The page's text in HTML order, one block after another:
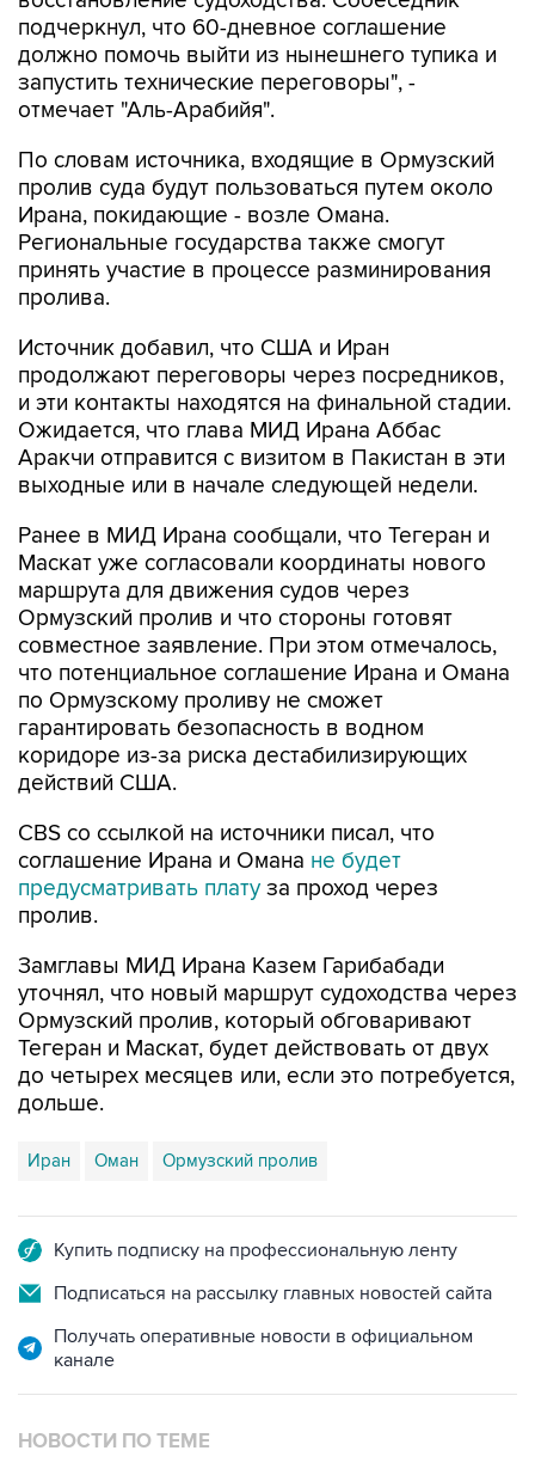
подчеркнул, что 60-дневное соглашение
должно помочь выйти из нынешнего тупика и
запустить технические переговоры", -
отмечает "Аль-Арабийя".
По словам источника, входящие в Ормузский
пролив суда будут пользоваться путем около
Ирана, покидающие - возле Омана.
Региональные государства также смогут
принять участие в процессе разминирования
пролива.
Источник добавил, что США и Иран
продолжают переговоры через посредников,
и эти контакты находятся на финальной стадии.
Ожидается, что глава МИД Ирана Аббас
Аракчи отправится с визитом в Пакистан в эти
выходные или в начале следующей недели.
Ранее в МИД Ирана сообщали, что Тегеран и
Маскат уже согласовали координаты нового
маршрута для движения судов через
Ормузский пролив и что стороны готовят
совместное заявление. При этом отмечалось,
что потенциальное соглашение Ирана и Омана
по Ормузскому проливу не сможет
гарантировать безопасность в водном
коридоре из-за риска дестабилизирующих
действий США.
CBS со ссылкой на источники писал, что
соглашение Ирана и Омана не будет
предусматривать плату за проход через
пролив.
Замглавы МИД Ирана Казем Гарибабади
уточнял, что новый маршрут судоходства через
Ормузский пролив, который обговаривают
Тегеран и Маскат, будет действовать от двух
до четырех месяцев или, если это потребуется,
дольше.
Иран Оман Ормузский пролив
Купить подписку на профессиональную ленту
Подписаться на рассылку главных новостей сайта
Получать оперативные новости в официальном
канале
НОВОСТИ ПО ТЕМЕ